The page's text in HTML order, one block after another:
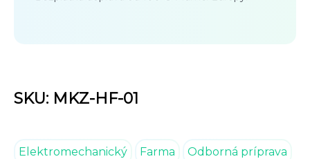
elektromechanická
SKU: MKZ-HF-01
Elektromechanický Farma Odborná príprava